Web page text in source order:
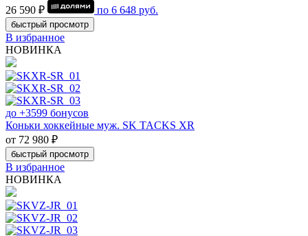
26 590 ₽
по 6 648 руб.
быстрый просмотр
В избранное
НОВИНКА
до +3599 бонусов
Коньки хоккейные муж. SK TACKS XR
от 72 980 ₽
быстрый просмотр
В избранное
НОВИНКА